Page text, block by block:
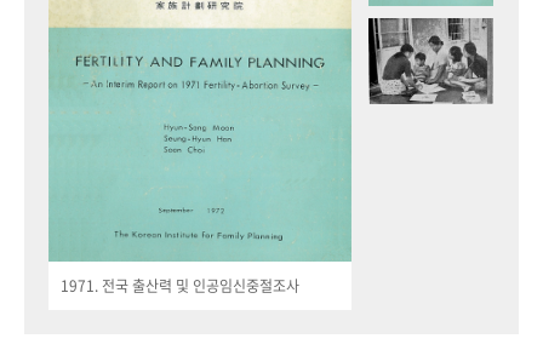
1971. 전국 출산력 및 인공임신중절조사